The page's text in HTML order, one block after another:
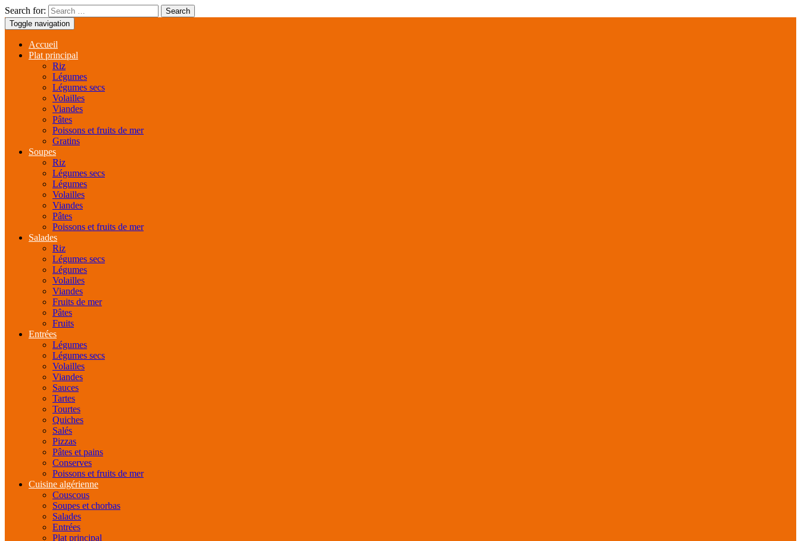
Search for:
Toggle navigation
Accueil
Plat principal
Riz
Légumes
Légumes secs
Volailles
Viandes
Pâtes
Poissons et fruits de mer
Gratins
Soupes
Riz
Légumes secs
Légumes
Volailles
Viandes
Pâtes
Poissons et fruits de mer
Salades
Riz
Légumes secs
Légumes
Volailles
Viandes
Fruits de mer
Pâtes
Fruits
Entrées
Légumes
Légumes secs
Volailles
Viandes
Sauces
Tartes
Tourtes
Quiches
Salés
Pizzas
Pâtes et pains
Conserves
Poissons et fruits de mer
Cuisine algérienne
Couscous
Soupes et chorbas
Salades
Entrées
Plat principal